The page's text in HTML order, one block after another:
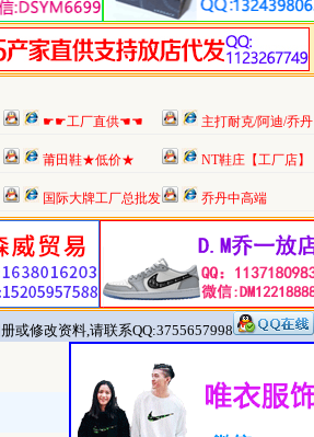
☛☛工厂直供☚☚ 主打耐克/阿迪/乔丹
莆田鞋★低价★ NT鞋庄【工厂店】
国际大牌工厂总批发 乔丹中高端
或修改资料,请联系QQ:3755657998